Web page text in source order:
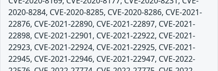
2020-8284, CVE-2020-8285, CVE-2020-8286, CVE-2021-
22876, CVE-2021-22890, CVE-2021-22897, CVE-2021-
22898, CVE-2021-22901, CVE-2021-22922, CVE-2021-
22923, CVE-2021-22924, CVE-2021-22925, CVE-2021-
22945, CVE-2021-22946, CVE-2021-22947, CVE-2022-